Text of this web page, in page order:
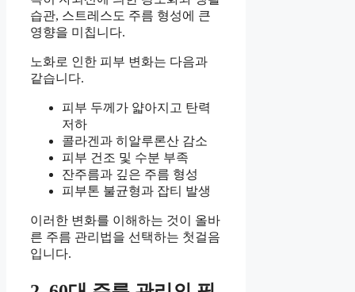
습관, 스트레스도 주름 형성에 큰
영향을 미칩니다.
노화로 인한 피부 변화는 다음과
같습니다.
피부 두께가 얇아지고 탄력
저하
콜라겐과 히알루론산 감소
피부 건조 및 수분 부족
잔주름과 깊은 주름 형성
피부톤 불균형과 잡티 발생
이러한 변화를 이해하는 것이 올바
른 주름 관리법을 선택하는 첫걸음
입니다.